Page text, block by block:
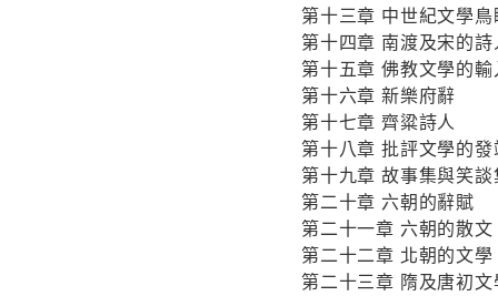
第十三章 中世紀文學鳥
第十四章 南渡及宋的詩
第十五章 佛教文學的輸
第十六章 新樂府辭
第十七章 齊粱詩人
第十八章 批評文學的發
第十九章 故事集與笑談
第二十章 六朝的辭賦
第二十一章 六朝的散文
第二十二章 北朝的文學
第二十三章 隋及唐初文